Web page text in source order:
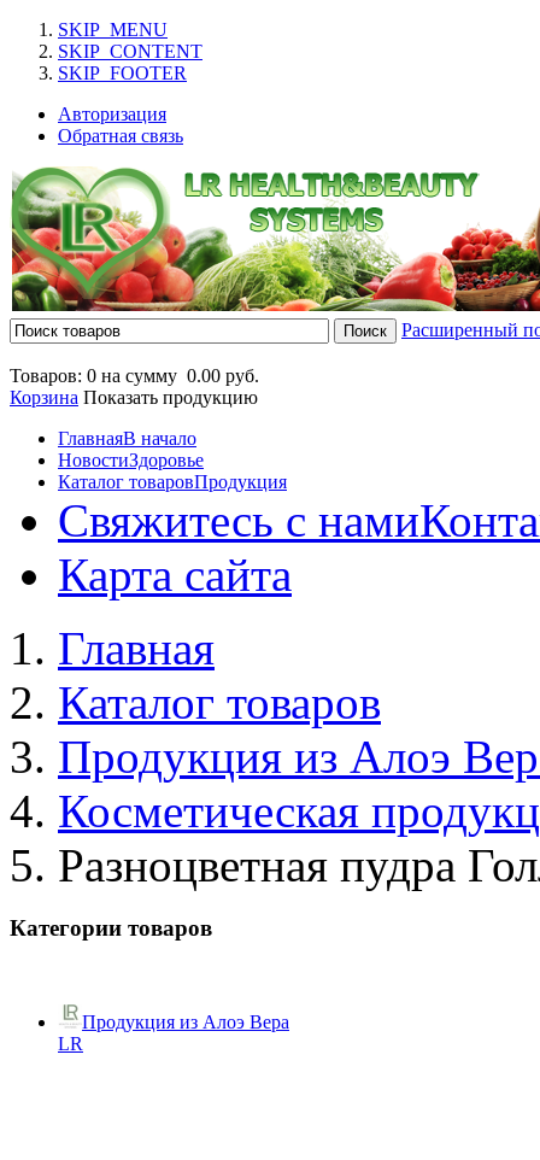
SKIP_MENU
SKIP_CONTENT
SKIP_FOOTER
Авторизация
Обратная связь
Расширенный
Товаров: 0 на сумму 0.00 руб.
Корзина Показать продукцию
ГлавнаяВ начало
НовостиЗдоровье
Каталог товаровПродукция
Свяжитесь с нами
Карта сайта
Главная
Каталог товаров
Продукция из Алоэ
Косметическая
Разноцветная пудра
Категории товаров
Продукция из Алоэ Вера
LR